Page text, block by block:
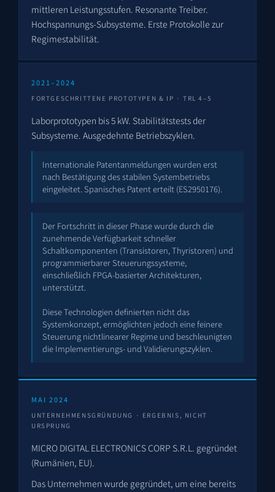
mittleren Leistungsstufen. Resonante Treiber.
Hochspannungs-Subsysteme. Erste Protokolle zur
Regimestabilität.
2021–2024
FORTGESCHRITTENE PROTOTYPEN & IP · TRL 4–5
Laborprototypen bis 5 kW. Stabilitätstests der
Subsysteme. Ausgedehnte Betriebszyklen.
Internationale Patentanmeldungen wurden erst
nach Bestätigung des stabilen Systembetriebs
eingeleitet. Spanisches Patent erteilt (ES2950176).
Der Fortschritt in dieser Phase wurde durch die
zunehmende Verfügbarkeit schneller
Schaltkomponenten (Transistoren, Thyristoren) und
programmierbarer Steuerungssysteme,
einschließlich FPGA-basierter Architekturen,
unterstützt.
Diese Technologien definierten nicht das
Systemkonzept, ermöglichten jedoch eine feinere
Steuerung nichtlinearer Regime und beschleunigten
die Implementierungs- und Validierungszyklen.
MAI 2024
UNTERNEHMENSGRÜNDUNG · ERGEBNIS, NICHT
URSPRUNG
MICRO DIGITAL ELECTRONICS CORP S.R.L. gegründet
(Rumänien, EU).
Das Unternehmen wurde gegründet, um eine bereits